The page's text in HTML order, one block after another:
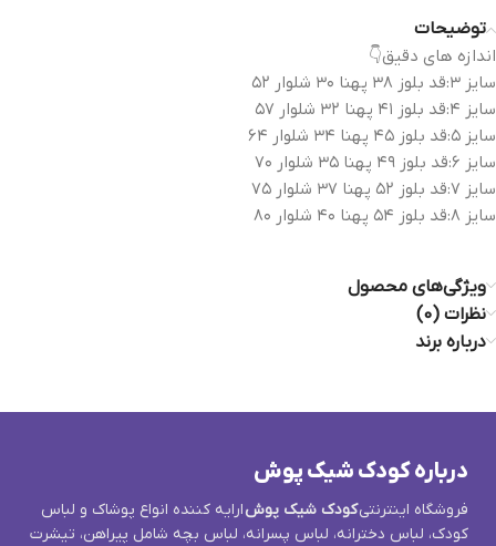
توضیحات
اندازه های دقیق👇
سایز ۳:قد بلوز ۳۸ پهنا ۳۰ شلوار ۵۲
سایز ۴:قد بلوز ۴۱ پهنا ۳۲ شلوار ۵۷
سایز ۵:قد بلوز ۴۵ پهنا ۳۴ شلوار ۶۴
سایز ۶:قد بلوز ۴۹ پهنا ۳۵ شلوار ۷۰
سایز ۷:قد بلوز ۵۲ پهنا ۳۷ شلوار ۷۵
سایز ۸:قد بلوز ۵۴ پهنا ۴۰ شلوار ۸۰
ویژگی‌های محصول
نظرات (0)
درباره برند
درباره کودک شیک پوش
فروشگاه اینترنتیکودک شیک پوشارایه کننده انواع پوشاک و لباس
کودک، لباس دخترانه، لباس پسرانه، لباس بچه شامل پیراهن، تیشرت